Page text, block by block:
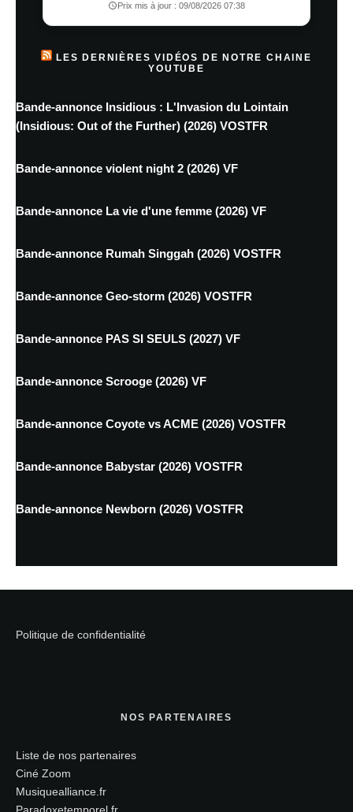
Prix mis à jour : 09/08/2026 07:38
LES DERNIÈRES VIDÉOS DE NOTRE CHAINE
YOUTUBE
Bande-annonce Insidious : L'Invasion du Lointain
(Insidious: Out of the Further) (2026) VOSTFR
Bande-annonce violent night 2 (2026) VF
Bande-annonce La vie d'une femme (2026) VF
Bande-annonce Rumah Singgah (2026) VOSTFR
Bande-annonce Geo-storm (2026) VOSTFR
Bande-annonce PAS SI SEULS (2027) VF
Bande-annonce Scrooge (2026) VF
Bande-annonce Coyote vs ACME (2026) VOSTFR
Bande-annonce Babystar (2026) VOSTFR
Bande-annonce Newborn (2026) VOSTFR
Politique de confidentialité
NOS PARTENAIRES
Liste de nos partenaires
Ciné Zoom
Musiquealliance.fr